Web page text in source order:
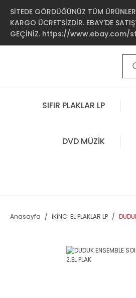
SİTEDE GÖRDÜĞÜNÜZ TÜM
KARGO ÜCRETSİZDİR. EBAY'DE
GEÇİNİZ. https://www.ebay.com/
SIFIR PLAKLAR LP
DVD MÜZİK
Anasayfa İKİNCİ EL PLAKLAR LP